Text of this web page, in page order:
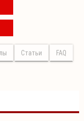
Статьи FAQ